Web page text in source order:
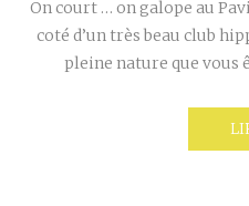
On court … on galope au
coté d’un très beau club
pleine nature que vous